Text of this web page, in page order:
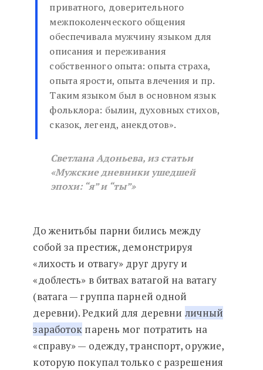
приватного, доверительного
межпоколенческого общения
обеспечивала мужчину языком для
описания и переживания
собственного опыта: опыта страха,
опыта ярости, опыта влечения и пр.
Таким языком был в основном язык
фольклора: былин, духовных стихов,
сказок, легенд, анекдотов».
Светлана Адоньева, из статьи
«Мужские дневники ушедшей
эпохи: “я” и “ты”»
До женитьбы парни бились между
собой за престиж, демонстрируя
«лихость и отвагу» друг другу и
«доблесть» в битвах ватагой на ватагу
(ватага — группа парней одной
деревни). Редкий для деревни личный
заработок парень мог потратить на
«справу» — одежду, транспорт, оружие,
которую покупал только с разрешения